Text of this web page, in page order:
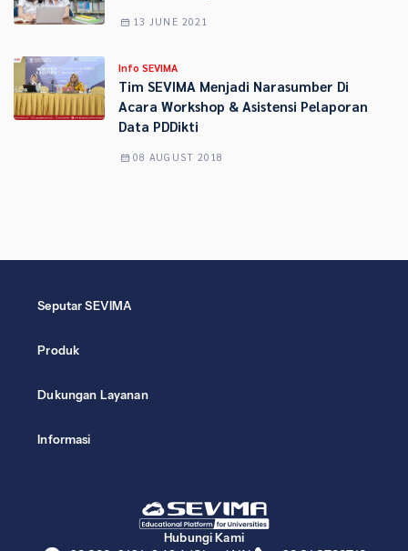
13 JUNE 2021
Info SEVIMA
Tim SEVIMA Menjadi Narasumber Di
Acara Workshop & Asistensi Pelaporan
Data PDDikti
08 AUGUST 2018
Hubungi Kami
Seputar SEVIMA
Produk
Dukungan Layanan
Informasi